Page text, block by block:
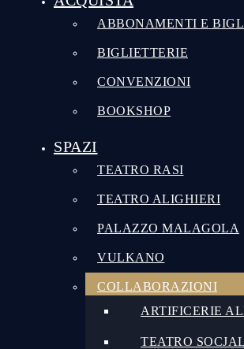
ABBONAMENTI E
BIGLIETTERIE
CONVENZIONI
BOOKSHOP
SPAZI
TEATRO RASI
TEATRO ALIGHIERI
PALAZZO MALAGOLA
VULKANO
COLLABORAZIONI
ARTIFICERIE
TEATRO